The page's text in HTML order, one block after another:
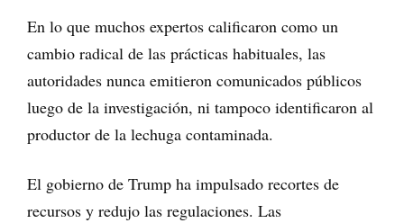
En lo que muchos expertos calificaron como un
cambio radical de las prácticas habituales, las
autoridades nunca emitieron comunicados públicos
luego de la investigación, ni tampoco identificaron al
productor de la lechuga contaminada.
El gobierno de Trump ha impulsado recortes de
recursos y redujo las regulaciones. Las